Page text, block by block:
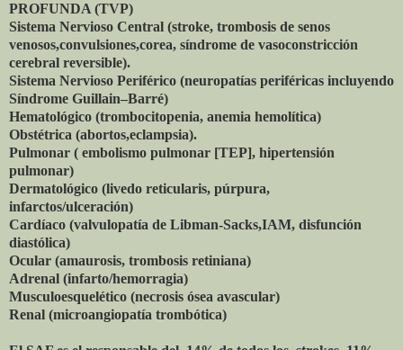
PROFUNDA (TVP)
Sistema Nervioso Central (stroke, trombosis de senos
venosos,convulsiones,corea, síndrome de vasoconstricción
cerebral reversible).
Sistema Nervioso Periférico (neuropatías periféricas incluyendo
Síndrome Guillain–Barré)
Hematológico (trombocitopenia, anemia hemolítica)
Obstétrica (abortos,eclampsia).
Pulmonar ( embolismo pulmonar [TEP], hipertensión
pulmonar)
Dermatológico (livedo reticularis, púrpura,
infarctos/ulceración)
Cardíaco (valvulopatía de Libman-Sacks,IAM, disfunción
diastólica)
Ocular (amaurosis, trombosis retiniana)
Adrenal (infarto/hemorragia)
Musculoesquelético (necrosis ósea avascular)
Renal (microangiopatía trombótica)